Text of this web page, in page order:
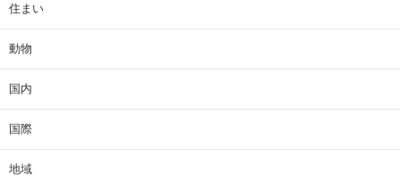
住まい
動物
国内
国際
地域